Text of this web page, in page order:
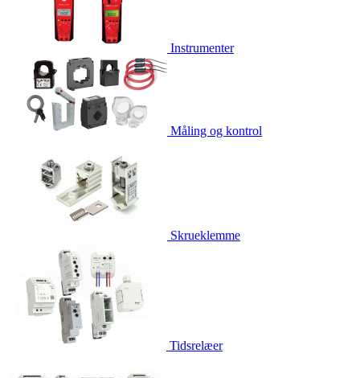
Instrumenter
Måling og kontrol
Skrueklemme
Tidsrelæer